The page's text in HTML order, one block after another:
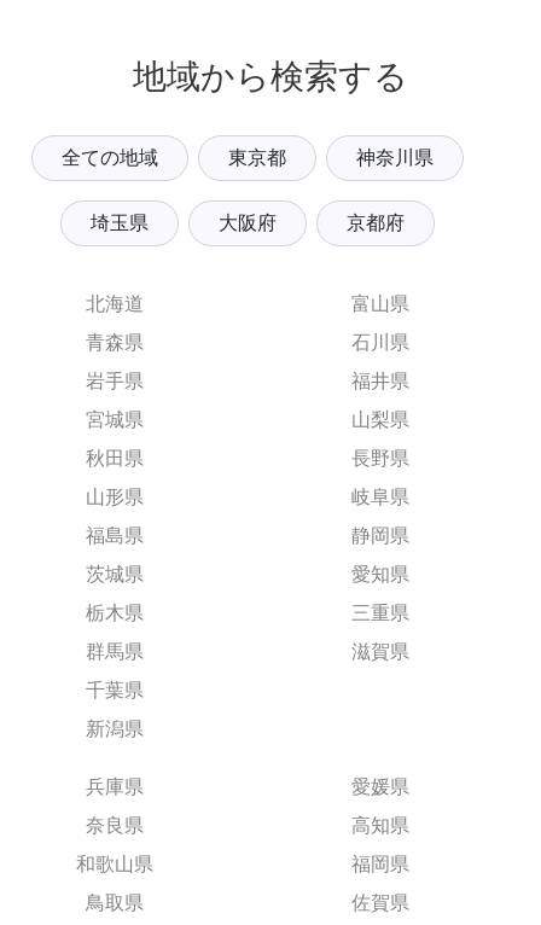
地域から検索する
全ての地域 東京都 神奈川県
埼玉県 大阪府 京都府
北海道
青森県
岩手県
宮城県
秋田県
山形県
福島県
茨城県
栃木県
群馬県
千葉県
新潟県
富山県
石川県
福井県
山梨県
長野県
岐阜県
静岡県
愛知県
三重県
滋賀県
兵庫県
奈良県
和歌山県
鳥取県
愛媛県
高知県
福岡県
佐賀県